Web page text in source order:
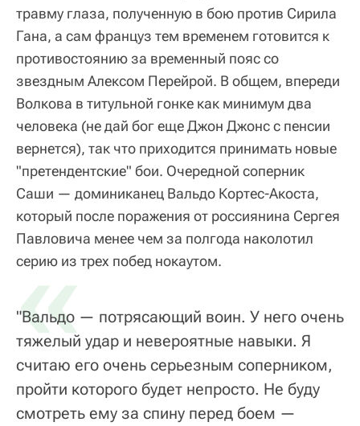
травму глаза, полученную в бою против Сирила
Гана, а сам француз тем временем готовится к
противостоянию за временный пояс со
звездным Алексом Перейрой. В общем, впереди
Волкова в титульной гонке как минимум два
человека (не дай бог еще Джон Джонс с пенсии
вернется), так что приходится принимать новые
"претендентские" бои. Очередной соперник
Саши — доминиканец Вальдо Кортес-Акоста,
который после поражения от россиянина Сергея
Павловича менее чем за полгода наколотил
серию из трех побед нокаутом.
«
"Вальдо — потрясающий воин. У него очень
тяжелый удар и невероятные навыки. Я
считаю его очень серьезным соперником,
пройти которого будет непросто. Не буду
смотреть ему за спину перед боем —